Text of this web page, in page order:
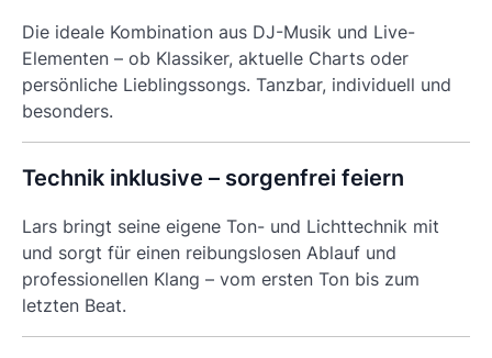
Die ideale Kombination aus DJ-Musik und Live-
Elementen – ob Klassiker, aktuelle Charts oder
persönliche Lieblingssongs. Tanzbar, individuell und
besonders.
Technik inklusive – sorgenfrei feiern
Lars bringt seine eigene Ton- und Lichttechnik mit
und sorgt für einen reibungslosen Ablauf und
professionellen Klang – vom ersten Ton bis zum
letzten Beat.